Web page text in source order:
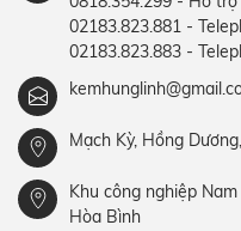
02183.823.881 -
02183.823.883 -
Mạch Kỳ, Hồng
Khu công nghiệp
Hòa Bình